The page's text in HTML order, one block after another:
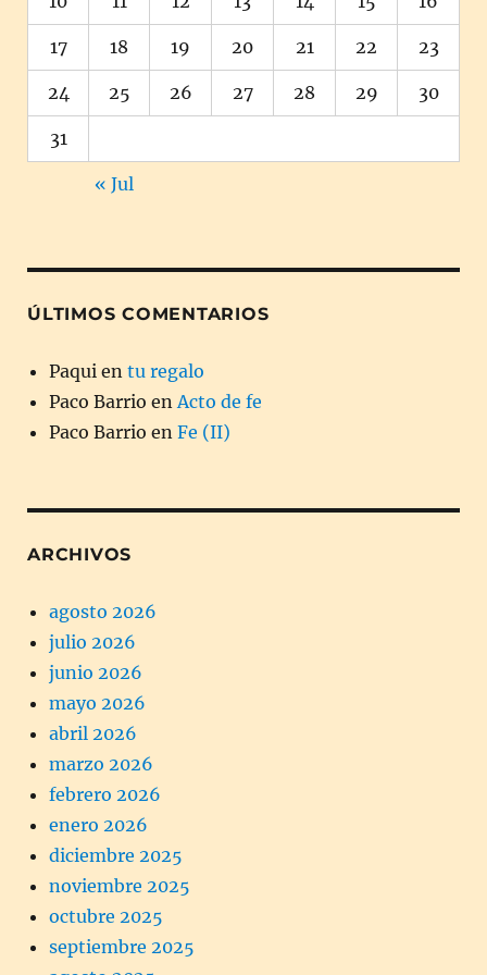
17 18 19 20 21 22 23
24 25 26 27 28 29 30
31
« Jul
ÚLTIMOS COMENTARIOS
Paqui en tu regalo
Paco Barrio en Acto de fe
Paco Barrio en Fe (II)
ARCHIVOS
agosto 2026
julio 2026
junio 2026
mayo 2026
abril 2026
marzo 2026
febrero 2026
enero 2026
diciembre 2025
noviembre 2025
octubre 2025
septiembre 2025